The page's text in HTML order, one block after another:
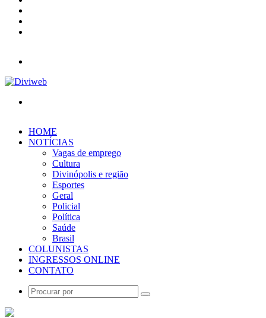
HOME
NOTÍCIAS
Vagas de emprego
Cultura
Divinópolis e região
Esportes
Geral
Policial
Política
Saúde
Brasil
COLUNISTAS
INGRESSOS ONLINE
CONTATO
Procurar